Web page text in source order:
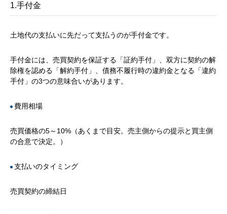
1.手付金
土地代の支払いに先だって支払うのが手付金です。
手付金には、売買契約を保証する「証約手付」、双方に契約の解
除権を認める「解約手付」、債務不履行時の違約金となる「違約
手付」の3つの意味合いがあります。
費用相場
売買価格の5～10%（あくまで目安。売主側からの提示と買主側
の合意で決定。）
支払いのタイミング
売買契約の締結日